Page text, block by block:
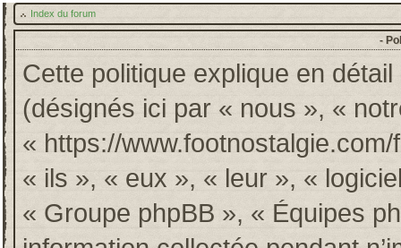
Index du forum
-
Cette politique explique en
(désignés ici par « nous », «
« https://
« ils », « eux », « leur », «
« Groupe phpBB », « Équipes